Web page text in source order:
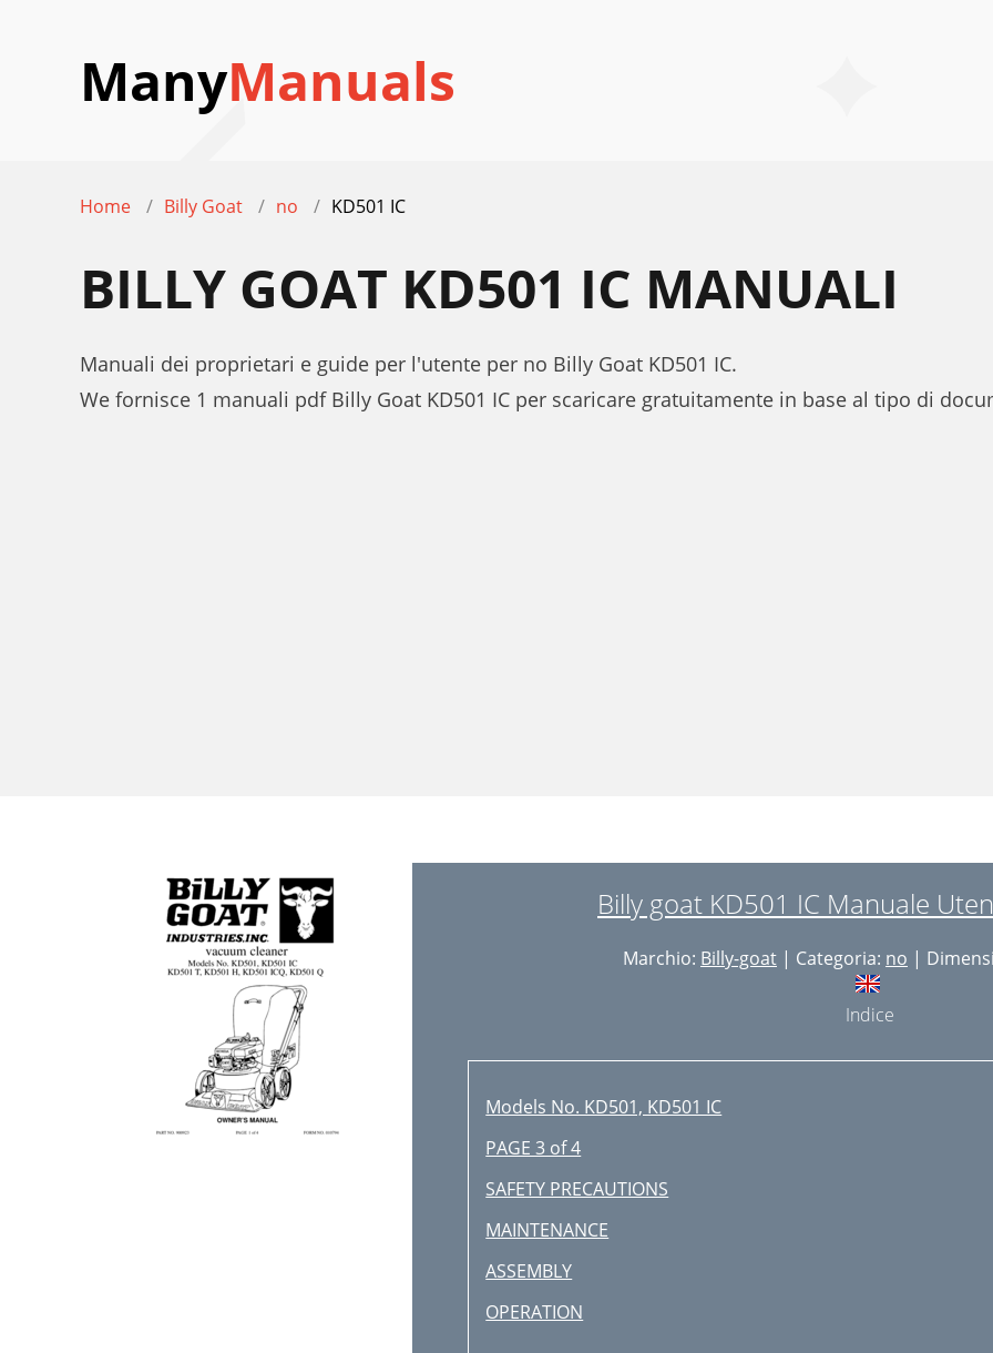
ManyManuals
Home Billy Goat no KD501 IC
BILLY GOAT KD501 IC MANUALI
Manuali dei proprietari e guide per l'utente per no Billy Goat KD501 IC.
We fornisce 1 manuali pdf Billy Goat KD501 IC per scaricare gratuitamente in base al tipo di
Billy goat KD501 IC Manuale
Marchio: Billy-goat | Categoria: no |
Indice
Models No. KD501, KD501 IC
PAGE 3 of 4
SAFETY PRECAUTIONS
MAINTENANCE
ASSEMBLY
OPERATION